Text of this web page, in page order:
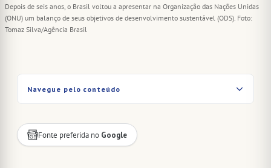
Depois de seis anos, o Brasil voltou a apresentar na Organização das Nações Unidas
(ONU) um balanço de seus objetivos de desenvolvimento sustentável (ODS). Foto:
Tomaz Silva/Agência Brasil
Navegue pelo conteúdo
Fonte preferida no Google